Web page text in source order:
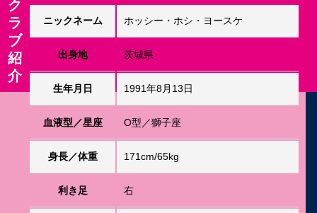
ニックネーム ホッシー・ホシ・ヨースケ
出身地 茨城県
生年月日 1991年8月13日
血液型／星座 O型／獅子座
身長／体重 171cm/65kg
利き足 右
ク
ラ
ブ
紹
介